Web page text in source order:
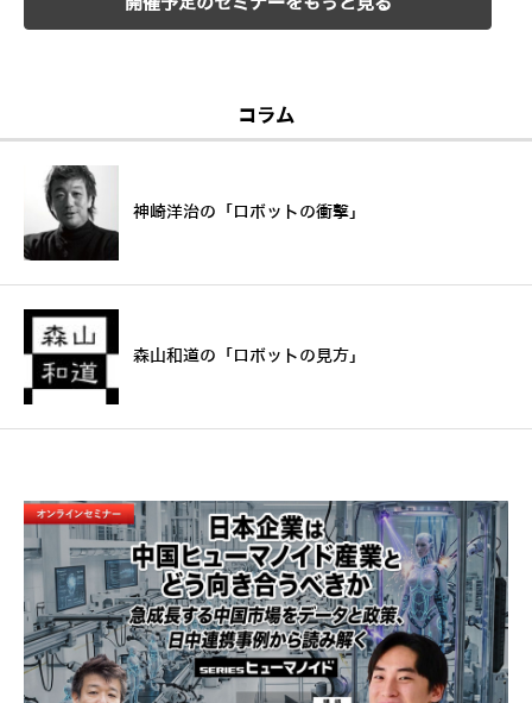
コラム
神崎洋治の「ロボットの衝撃」
森山和道の「ロボットの見方」